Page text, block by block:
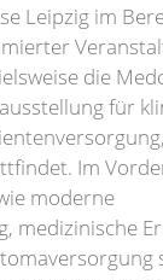
Leipzig im
die
für
Im
moderne
medizinische